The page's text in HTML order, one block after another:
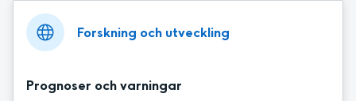
Forskning och utveckling
Prognoser och varningar